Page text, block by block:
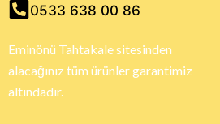
0533 638 00 86
Eminönü Tahtakale sitesinden
alacağınız tüm ürünler garantimiz
altındadır.